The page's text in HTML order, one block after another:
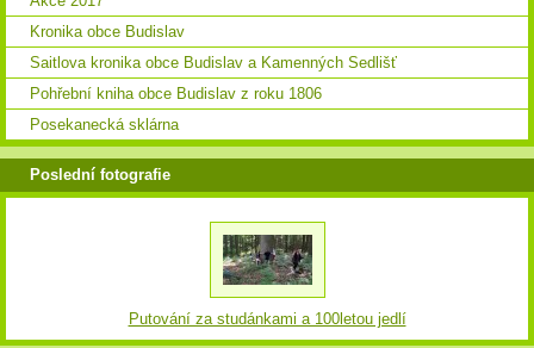
Kronika obce Budislav
Saitlova kronika obce Budislav a Kamenných Sedlišť
Pohřební kniha obce Budislav z roku 1806
Posekanecká sklárna
Poslední fotografie
Putování za studánkami a 100letou jedlí